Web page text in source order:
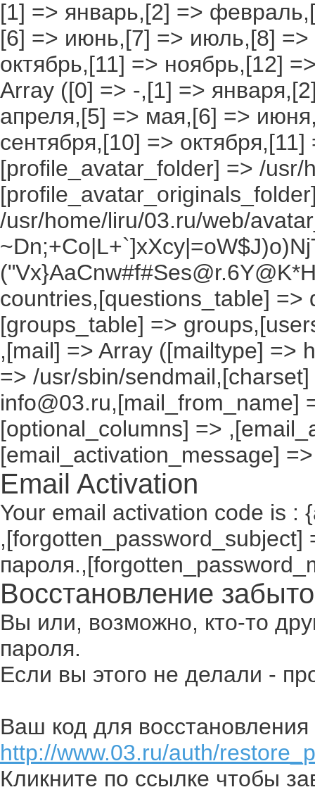
[1] => январь,[2] =>
[6] => июнь,[7] => июль,[8] =>
октябрь,[11] => ноябрь,[12]
Array ([0] => -,[1] =>
апреля,[5] => мая,[6] =>
сентября,[10] =>
[profile_avatar_folder] => /
/usr/home/liru/03.ru/web/
countries,[questions_table]
[groups_table] =>
,[mail] => Array ([mailtype] =>
=> /usr/sbin/
info@03.ru,[mail_from_name]
[optional_columns] =>
[email_activation_message] =>
Email Activation
Your email activation code is :
,[forgotten_password_subject]
Восстановление
Вы или, возможно, кто-то
пароля.
Если вы этого не делали -
Ваш код для восстановления
http://www.03.ru/auth/
Кликните по ссылке чтобы